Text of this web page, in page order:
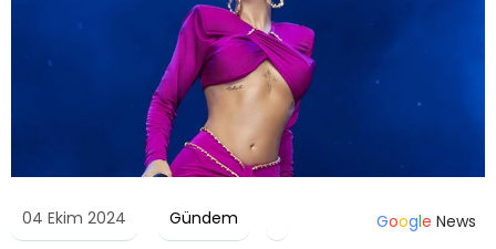
04 Ekim 2024 Gündem Google News